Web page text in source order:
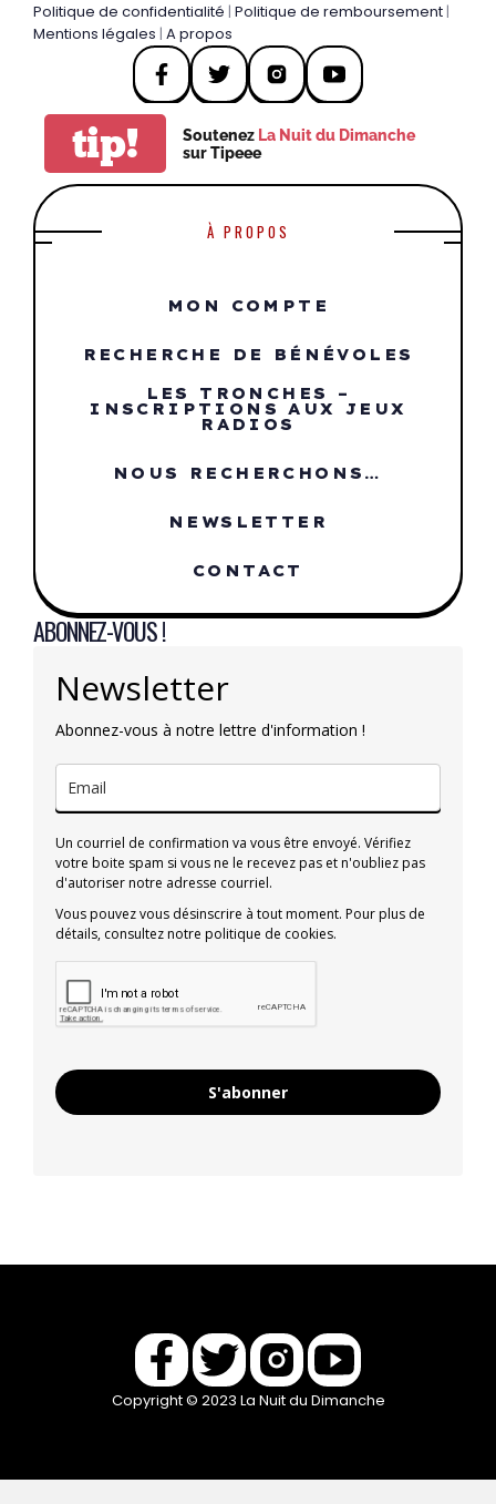
Politique de confidentialité | Politique de remboursement|
Mentions légales | A propos
tip! Soutenez La Nuit du Dimanche
sur Tipeee
À PROPOS
MON COMPTE
RECHERCHE DE BÉNÉVOLES
LES TRONCHES –
INSCRIPTIONS AUX JEUX
RADIOS
NOUS RECHERCHONS…
NEWSLETTER
CONTACT
ABONNEZ-VOUS !
Newsletter
Abonnez-vous à notre lettre d'information !
Un courriel de confirmation va vous être envoyé. Vérifiez
votre boite spam si vous ne le recevez pas et n'oubliez pas
d'autoriser notre adresse courriel.
Vous pouvez vous désinscrire à tout moment. Pour plus de
détails, consultez notre politique de cookies.
S'abonner
Copyright © 2023 La Nuit du Dimanche